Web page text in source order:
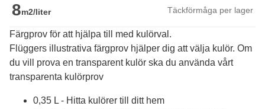
8m2/liter Täckförmåga per lager
Färgprov för att hjälpa till med kulörval.
Flüggers illustrativa färgprov hjälper dig att välja kulör. Om
du vill prova en transparent kulör ska du använda vårt
transparenta kulörprov
0,35 L - Hitta kulörer till ditt hem